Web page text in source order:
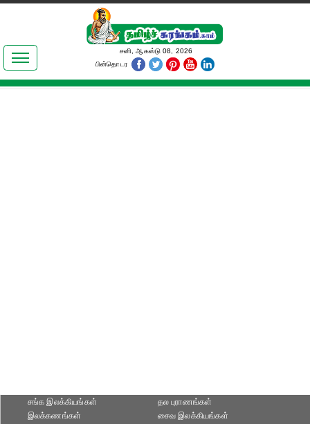
இலக்கியங்கள்
தமிழ் உலகம்
சனி, ஆகஸ்டு 08, 2026
பின்தொடர
சங்க இலக்கியங்கள்
இலக்கணங்கள்
தல புராணங்கள்
சைவ இலக்கியங்கள்